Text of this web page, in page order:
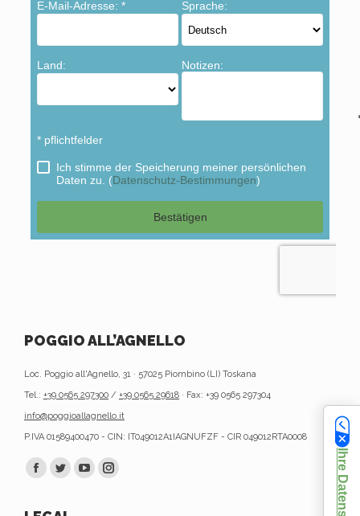
POGGIO ALL’AGNELLO
Loc. Poggio all'Agnello, 31 · 57025 Piombino (LI) Toskana
Tel.: +39 0565 297300 / +39 0565 29618 · Fax: +39 0565 297304
info@poggioallagnello.it
P.IVA 01589400470 - CIN: IT049012A1IAGNUFZF - CIR 049012RTA0008
Finden Sie uns auf:
FacebookTwitterYouTubeInstagram